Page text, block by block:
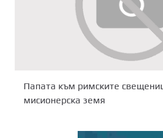
Папата към римските
мисионерска земя